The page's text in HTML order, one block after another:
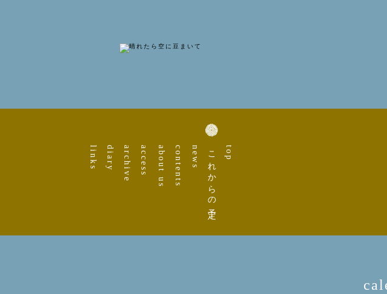
top
これからの予定
news
contents
about us
access
archive
diary
links